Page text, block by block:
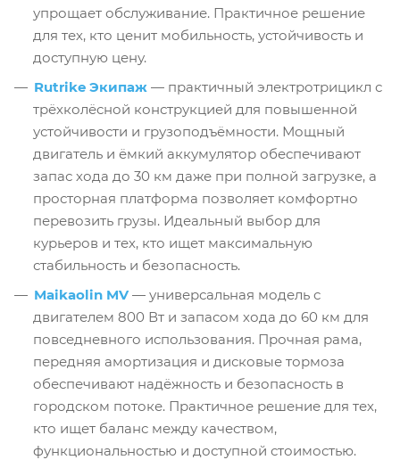
упрощает обслуживание. Практичное решение
для тех, кто ценит мобильность, устойчивость и
доступную цену.
Rutrike Экипаж — практичный электротрицикл с
трёхколёсной конструкцией для повышенной
устойчивости и грузоподъёмности. Мощный
двигатель и ёмкий аккумулятор обеспечивают
запас хода до 30 км даже при полной загрузке, а
просторная платформа позволяет комфортно
перевозить грузы. Идеальный выбор для
курьеров и тех, кто ищет максимальную
стабильность и безопасность.
Maikaolin MV— универсальная модель с
двигателем 800 Вт и запасом хода до 60 км для
повседневного использования. Прочная рама,
передняя амортизация и дисковые тормоза
обеспечивают надёжность и безопасность в
городском потоке. Практичное решение для тех,
кто ищет баланс между качеством,
функциональностью и доступной стоимостью.